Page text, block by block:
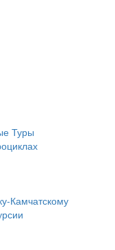
Туры
Камчатскому